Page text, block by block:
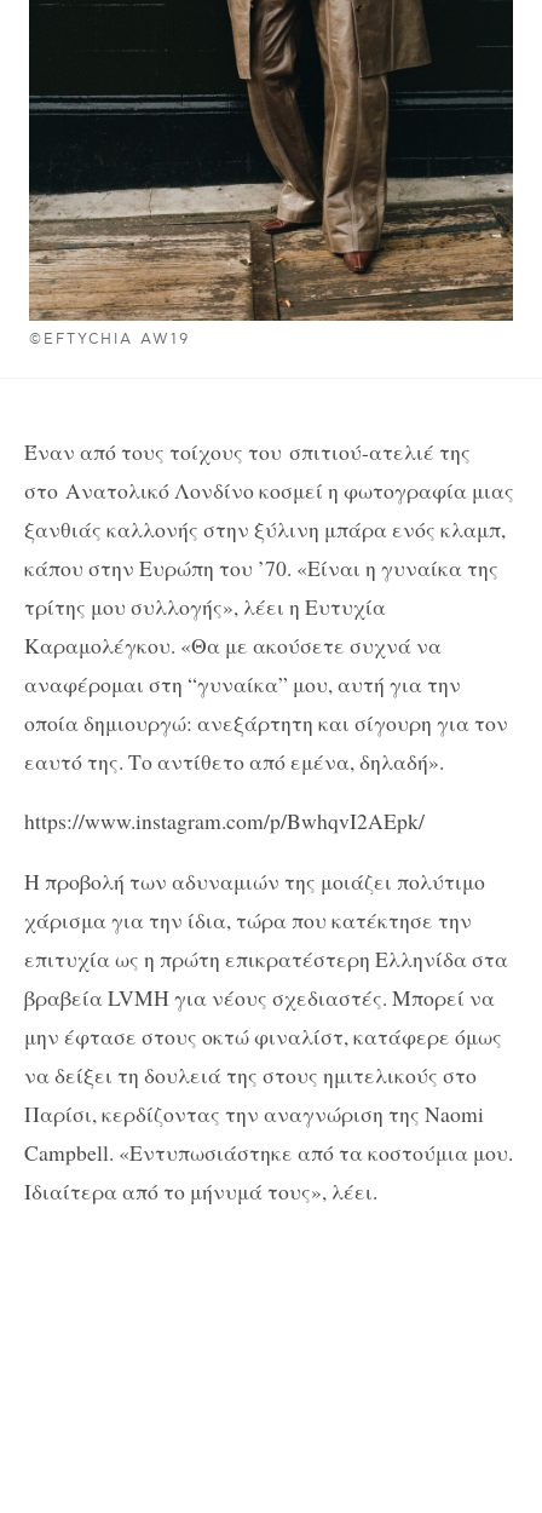
©EFTYCHIA AW19
Έναν από τους τοίχους του σπιτιού-ατελιέ της
στο Ανατολικό Λονδίνο κοσμεί η φωτογραφία μιας
ξανθιάς καλλονής στην ξύλινη μπάρα ενός κλαμπ,
κάπου στην Ευρώπη του ’70. «Είναι η γυναίκα της
τρίτης μου συλλογής», λέει η Ευτυχία
Καραμολέγκου. «Θα με ακούσετε συχνά να
αναφέρομαι στη “γυναίκα” μου, αυτή για την
οποία δημιουργώ: ανεξάρτητη και σίγουρη για τον
εαυτό της. Το αντίθετο από εμένα, δηλαδή».
https://www.instagram.com/p/BwhqvI2AEpk/
Η προβολή των αδυναμιών της μοιάζει πολύτιμο
χάρισμα για την ίδια, τώρα που κατέκτησε την
επιτυχία ως η πρώτη επικρατέστερη Ελληνίδα στα
βραβεία LVMH για νέους σχεδιαστές. Μπορεί να
μην έφτασε στους οκτώ φιναλίστ, κατάφερε όμως
να δείξει τη δουλειά της στους ημιτελικούς στο
Παρίσι, κερδίζοντας την αναγνώριση της Naomi
Campbell. «Εντυπωσιάστηκε από τα κοστούμια μου.
Ιδιαίτερα από το μήνυμά τους», λέει.